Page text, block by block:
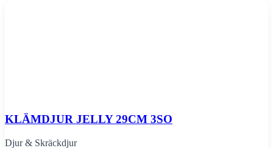
KLÄMDJUR JELLY 29CM 3SO
Djur & Skräckdjur